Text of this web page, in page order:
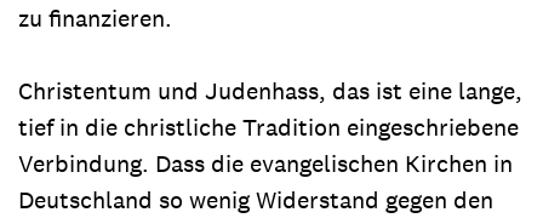
zu finanzieren.
Christentum und Judenhass, das ist eine lange,
tief in die christliche Tradition eingeschriebene
Verbindung. Dass die evangelischen Kirchen in
Deutschland so wenig Widerstand gegen den